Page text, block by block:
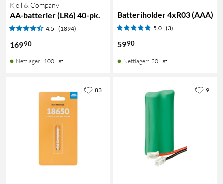
Kjell & Company
AA-batterier (LR6) 40-pk.
4.5 (1894)
16990
Nettlager: 100+ st
Batteriholder 4xR03 (AAA)
5.0 (3)
5990
Nettlager: 20+ st
83 9